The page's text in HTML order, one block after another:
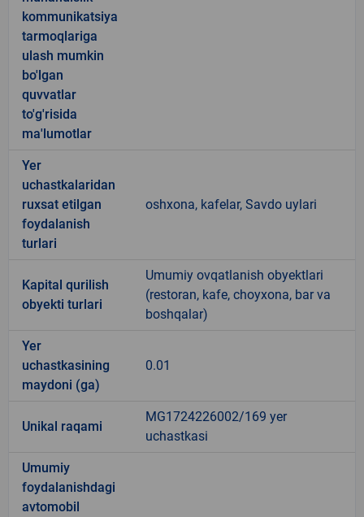
kommunikatsiya
tarmoqlariga
ulash mumkin
bo'lgan
quvvatlar
to'g'risida
ma'lumotlar
Yer
uchastkalaridan
ruxsat etilgan
foydalanish
turlari
oshxona, kafelar, Savdo uylari
Kapital qurilish
obyekti turlari
Umumiy ovqatlanish obyektlari
(restoran, kafe, choyxona, bar va
boshqalar)
Yer
uchastkasining
maydoni (ga)
0.01
Unikal raqami
MG1724226002/169 yer
uchastkasi
Umumiy
foydalanishdagi
avtomobil